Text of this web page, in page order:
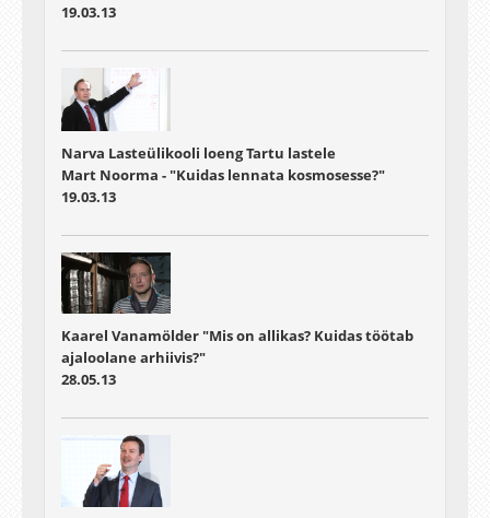
19.03.13
Narva Lasteülikooli loeng Tartu lastele
Mart Noorma - "Kuidas lennata kosmosesse?"
19.03.13
Kaarel Vanamölder "Mis on allikas? Kuidas töötab
ajaloolane arhiivis?"
28.05.13